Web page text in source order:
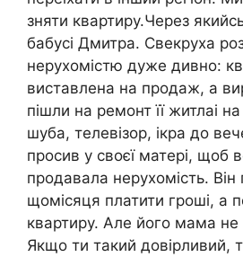
зняти квартиру.Через
бабусі Дмитра. Свекруха
нерухомістю дуже дивно:
виставлена на продаж, а
пішли на ремонт її житлаі
шуба, телевізор, ікра до
просив у своєї матері, щоб
продавала нерухомість. Він
щомісяця платити гроші, а
квартиру. Але його мама
Якщо ти такий довірливий,